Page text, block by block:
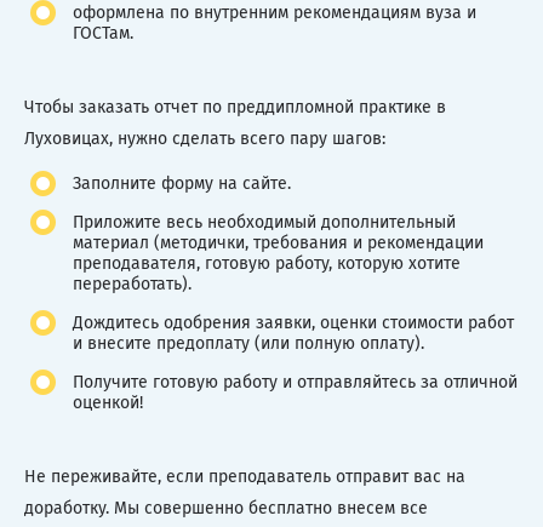
оформлена по внутренним рекомендациям вуза и
ГОСТам.
Чтобы заказать отчет по преддипломной практике в
Луховицах, нужно сделать всего пару шагов:
Заполните форму на сайте.
Приложите весь необходимый дополнительный
материал (методички, требования и рекомендации
преподавателя, готовую работу, которую хотите
переработать).
Дождитесь одобрения заявки, оценки стоимости работ
и внесите предоплату (или полную оплату).
Получите готовую работу и отправляйтесь за отличной
оценкой!
Не переживайте, если преподаватель отправит вас на
доработку. Мы совершенно бесплатно внесем все